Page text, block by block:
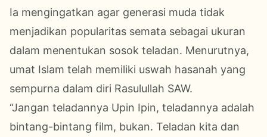
Ia mengingatkan agar generasi muda tidak
menjadikan popularitas semata sebagai ukuran
dalam menentukan sosok teladan. Menurutnya,
umat Islam telah memiliki uswah hasanah yang
sempurna dalam diri Rasulullah SAW.
“Jangan teladannya Upin Ipin, teladannya adalah
bintang-bintang film, bukan. Teladan kita dan